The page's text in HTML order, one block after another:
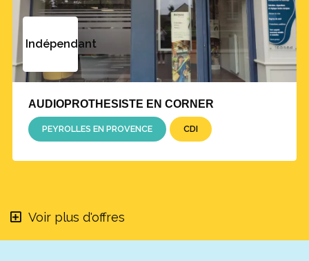
Indépendant
AUDIOPROTHESISTE EN CORNER
PEYROLLES EN PROVENCE CDI
Voir plus d'offres